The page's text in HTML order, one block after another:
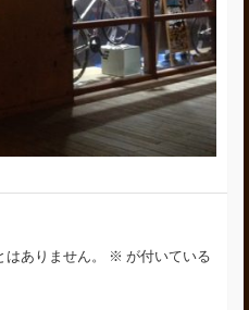
ありません。 ※ が付いている